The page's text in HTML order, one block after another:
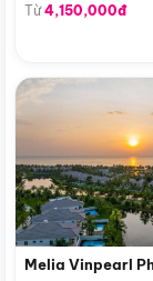
Từ4,150,000đ
Melia Vinpearl